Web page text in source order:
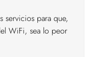
servicios para que,
WiFi, sea lo peor